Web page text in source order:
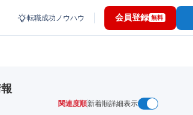
転職成功ノウハウ 会員登録 無料
関連度順新着順詳細表示